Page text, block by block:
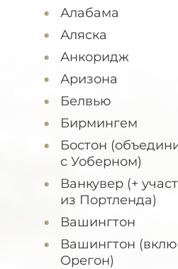
Алабама
Аляска
Анкоридж
Аризона
Белвью
Бирмингем
Бостон
с Уоберном)
Ванкувер (+ участники
из Портленда)
Вашингтон
Вашингтон
Орегон)